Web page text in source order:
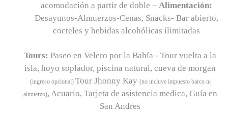
acomodación a partir de doble – Alimentación:
Desayunos-Almuerzos-Cenas, Snacks- Bar abierto,
cocteles y bebidas alcohólicas ilimitadas
Tours: Paseo en Velero por la Bahía - Tour vuelta a la
isla, hoyo soplador, piscina natural, cueva de morgan
(ingreso opcional) Tour Jhonny Kay (no incluye impuesto barco ni
almuerzo), Acuario, Tarjeta de asistencia medica, Guía en
San Andres